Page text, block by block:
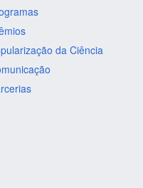
da Ciência